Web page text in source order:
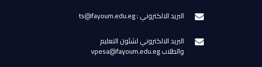
البريد الالكتروني : ts@fayoum.edu.eg
البريد الالكتروني لشئون التعليم
والطلاب vpesa@fayoum.edu.eg